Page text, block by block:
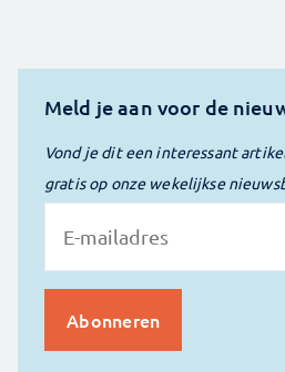
Meld je aan voor de
Vond je dit een interessant
gratis op onze wekelijkse